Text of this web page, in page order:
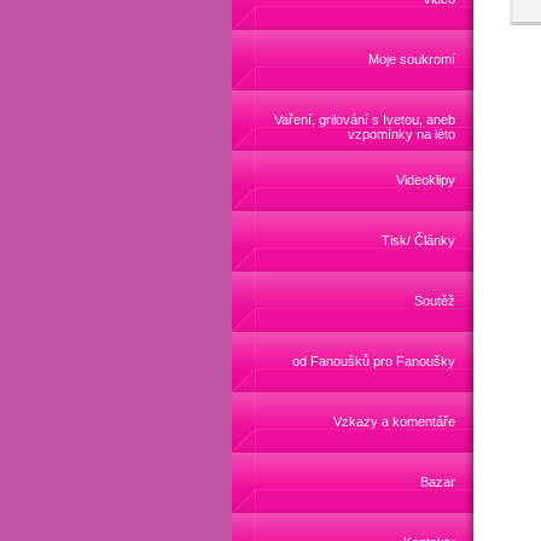
Moje soukromí
Vaření, grilování s Ivetou, aneb
vzpomínky na léto
Videoklipy
Tisk/ Články
Soutěž
od Fanoušků pro Fanoušky
Vzkazy a komentáře
Bazar